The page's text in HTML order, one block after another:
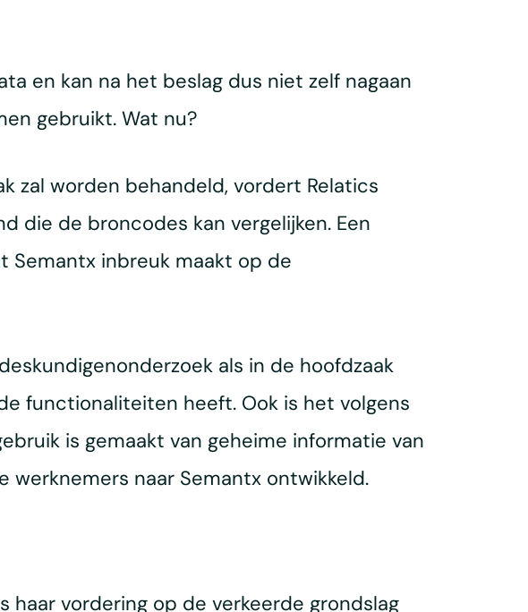
en kan na het beslag dus niet zelf nagaan
gebruikt. Wat nu?
zal worden behandeld, vordert Relatics
die de broncodes kan vergelijken. Een
Semantx inbreuk maakt op de
als in de hoofdzaak
functionaliteiten heeft. Ook is het volgens
is gemaakt van geheime informatie van
werknemers naar Semantx ontwikkeld.
vordering op de verkeerde grondslag